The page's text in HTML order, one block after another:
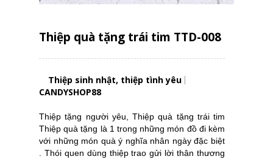
Thiệp quà tặng trái tim TTD-008
Thiệp sinh nhật, thiệp tình yêu
CANDYSHOP88
Thiệp tặng người yêu, Thiệp quà tặng trái tim
Thiệp quà tặng là 1 trong những món đồ đi kèm
với những món quà ý nghĩa nhân ngày đặc biệt
. Thói quen dùng thiệp trao gửi lời thân thương